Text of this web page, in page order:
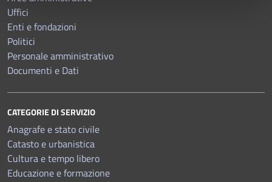
Uffici
Enti e fondazioni
Politici
Personale amministrativo
Documenti e Dati
CATEGORIE DI SERVIZIO
Anagrafe e stato civile
Catasto e urbanistica
Cultura e tempo libero
Educazione e formazione